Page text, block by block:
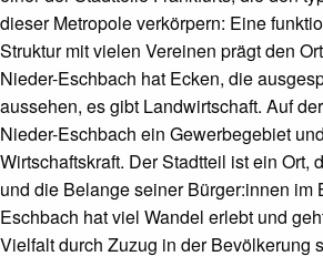
dieser Metropole verkörpern: Eine
Struktur mit vielen Vereinen prägt den
Nieder-Eschbach hat Ecken, die
aussehen, es gibt Landwirtschaft. Auf
Nieder-Eschbach ein Gewerbegebiet
Wirtschaftskraft. Der Stadtteil ist ein Ort,
und die Belange seiner Bürger:innen im
Eschbach hat viel Wandel erlebt und
Vielfalt durch Zuzug in der Bevölkerung